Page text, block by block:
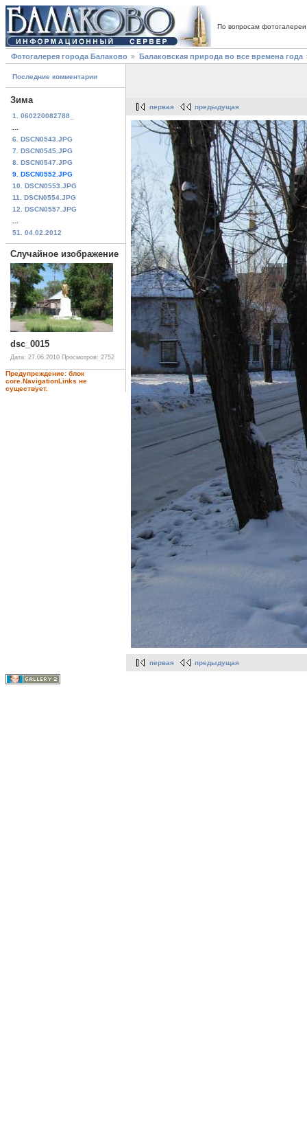
По вопросам
Фотогалерея города Балаково Балаковская природа во все времена года
Последние комментарии
Зима
1. 060220082788_
6. DSCN0543.JPG
7. DSCN0545.JPG
8. DSCN0547.JPG
9. DSCN0552.JPG
10. DSCN0553.JPG
11. DSCN0554.JPG
12. DSCN0557.JPG
51. 04.02.2012
Случайное изображение
dsc_0015
Дата: 27.06.2010 Просмотров: 2752
Предупреждение: блок
core.NavigationLinks не
существует.
первая предыдущая
первая предыдущая